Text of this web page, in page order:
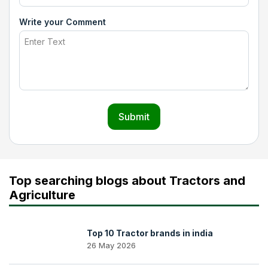
Write your Comment
Submit
Top searching blogs about Tractors and
Agriculture
Top 10 Tractor brands in india
26 May 2026